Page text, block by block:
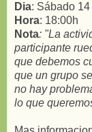
Dia: Sábado
Hora: 18:00h
Nota: "La
participante
que debemos
que un grupo
no hay
lo que